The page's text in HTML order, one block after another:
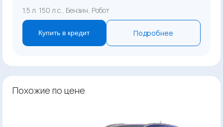
1.5 л. 150 л.с., Бензин, Робот
Купить в кредит Подробнее
Похожие по цене